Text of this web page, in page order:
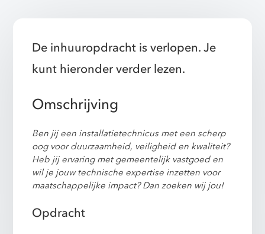
De inhuuropdracht is verlopen. Je
kunt hieronder verder lezen.
Omschrijving
Ben jij een installatietechnicus met een scherp
oog voor duurzaamheid, veiligheid en kwaliteit?
Heb jij ervaring met gemeentelijk vastgoed en
wil je jouw technische expertise inzetten voor
maatschappelijke impact? Dan zoeken wij jou!
Opdracht